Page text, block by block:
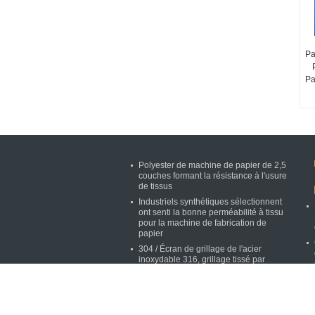
Polyester de machine de papier de 2,5
couches formant la résistance à l'usure
de tissus
Industriels synthétiques sélectionnent
ont senti la bonne perméabilité à tissu
pour la machine de fabrication de
papier
304 / Écran de grillage de l'acier
inoxydable 316, grillage tissé par